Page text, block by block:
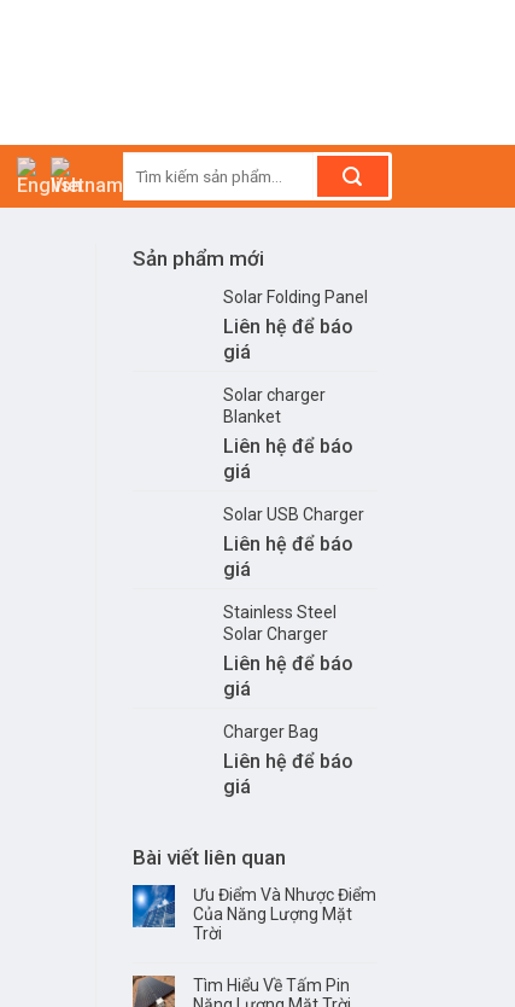
kiếm:
Sản phẩm mới
Solar Folding Panel
Liên hệ để báo
giá
Solar charger
Blanket
Liên hệ để báo
giá
Solar USB Charger
Liên hệ để báo
giá
Stainless Steel
Solar Charger
Liên hệ để báo
giá
Charger Bag
Liên hệ để báo
giá
Bài viết liên quan
Ưu Điểm Và Nhược Điểm
Của Năng Lượng Mặt
Trời
Tìm Hiểu Về Tấm Pin